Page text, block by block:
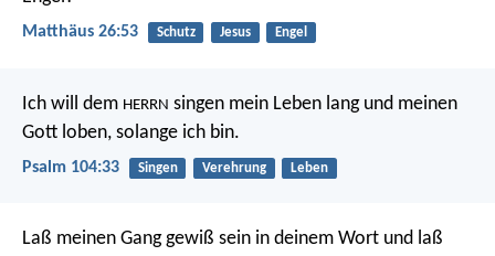
Matthäus 26:53 Schutz Jesus Engel
Ich will dem HERRN singen mein Leben langund meinen
Gott loben, solange ich bin.
Psalm 104:33 Singen Verehrung Leben
Laß meinen Gang gewiß sein in deinem Wort und laß